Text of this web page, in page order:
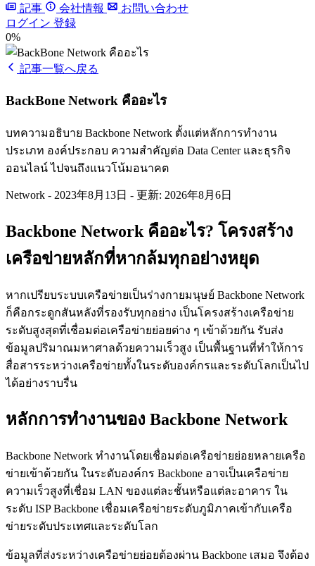
記事
会社情報
お問い合わせ
ログイン 登録
0%
記事一覧へ戻る
BackBone Network คืออะไร
บทความอธิบาย Backbone Network ตั้งแต่หลักการทำงาน
ประเภท องค์ประกอบ ความสำคัญต่อ Data Center และธุรกิจ
ออนไลน์ ไปจนถึงแนวโน้มอนาคต
Network - 2023年8月13日 - 更新: 2026年8月6日
Backbone Network คืออะไร? โครงสร้าง
เครือข่ายหลักที่หากล้มทุกอย่างหยุด
หากเปรียบระบบเครือข่ายเป็นร่างกายมนุษย์ Backbone Network
ก็คือกระดูกสันหลังที่รองรับทุกอย่าง เป็นโครงสร้างเครือข่าย
ระดับสูงสุดที่เชื่อมต่อเครือข่ายย่อยต่าง ๆ เข้าด้วยกัน รับส่ง
ข้อมูลปริมาณมหาศาลด้วยความเร็วสูง เป็นพื้นฐานที่ทำให้การ
สื่อสารระหว่างเครือข่ายทั้งในระดับองค์กรและระดับโลกเป็นไป
ได้อย่างราบรื่น
หลักการทำงานของ Backbone Network
Backbone Network ทำงานโดยเชื่อมต่อเครือข่ายย่อยหลายเครือ
ข่ายเข้าด้วยกัน ในระดับองค์กร Backbone อาจเป็นเครือข่าย
ความเร็วสูงที่เชื่อม LAN ของแต่ละชั้นหรือแต่ละอาคาร ใน
ระดับ ISP Backbone เชื่อมเครือข่ายระดับภูมิภาคเข้ากับเครือ
ข่ายระดับประเทศและระดับโลก
ข้อมูลที่ส่งระหว่างเครือข่ายย่อยต้องผ่าน Backbone เสมอ จึงต้อง